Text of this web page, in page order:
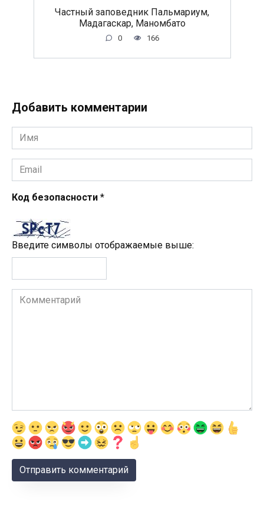
Частный заповедник Пальмариум,
Мадагаскар, Маномбато
0 166
Добавить комментарии
Имя
*
Email
*
Код безопасности *
Введите символы отображаемые выше:
Комментарий